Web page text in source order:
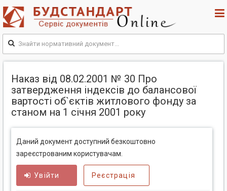
Наказ від 08.02.2001 № 30 Про
затвердження індексів до балансової
вартості об`єктів житлового фонду за
станом на 1 січня 2001 року
Даний документ доступний безкоштовно
зареєстрованим користувачам.
Увійти Реєстрація